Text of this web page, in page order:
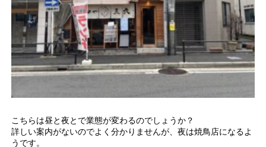
こちらは昼と夜とで業態が変わるのでしょうか？
詳しい案内がないのでよく分かりませんが、夜は焼鳥店になるよ
うです。